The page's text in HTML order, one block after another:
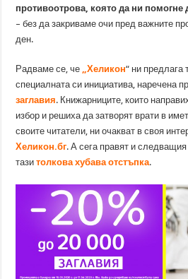
противоотрова, която да ни помогне
– без да закриваме очи пред важните
ден.
Радваме се, че „Хеликон“ ни предлага
специалната си инициатива, наречена
заглавия. Книжарниците, които
избор и решиха да затворят врати в
своите читатели, ни очакват в своя
Хеликон.бг. А сега правят и
тазитолкова хубава отстъпка.